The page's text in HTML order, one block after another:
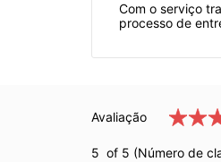
Com o serviço
processo de
Avaliação
5 of 5 (Número de